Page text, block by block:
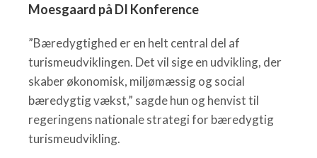
Moesgaard på DI Konference
”Bæredygtighed er en helt central del af
turismeudviklingen. Det vil sige en udvikling, der
skaber økonomisk, miljømæssig og social
bæredygtig vækst,” sagde hun og henvist til
regeringens nationale strategi for bæredygtig
turismeudvikling.